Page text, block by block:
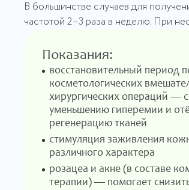
В большинстве случаев для
частотой 2–3 раза в неделю. При
Показания:
восстановительный период
косметологических
хирургических операций —
уменьшению гиперемии и
регенерацию тканей
стимуляция заживления
различного характера
розацеа и акне (в составе
терапии) — помогает